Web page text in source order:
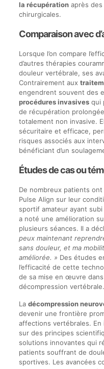
la récupérationaprès des
chirurgicales.
Comparaison avec
Lorsque l’on compare
d’autres thérapies
douleur vertébrale, ses
Contrairement aux
engendrent souvent des
procédures invasivesqui
de récupération
totalement non invasive.
sécuritaire et efficace,
risques associés aux
bénéficiant d’un
Études de cas ou
De nombreux patients
Pulse Align sur leur
sportif amateur ayant
a noté une amélioration
plusieurs séances. Il a
peux maintenant
sans douleur, et ma
améliorée. » Des études
l’efficacité de cette
de sa mise en œuvre
décompression vertébrale.
La décompression
devenir une frontière
affections vertébrales.
sur des principes
solutions innovantes qui
patients souffrant de
sportives. Les avancées